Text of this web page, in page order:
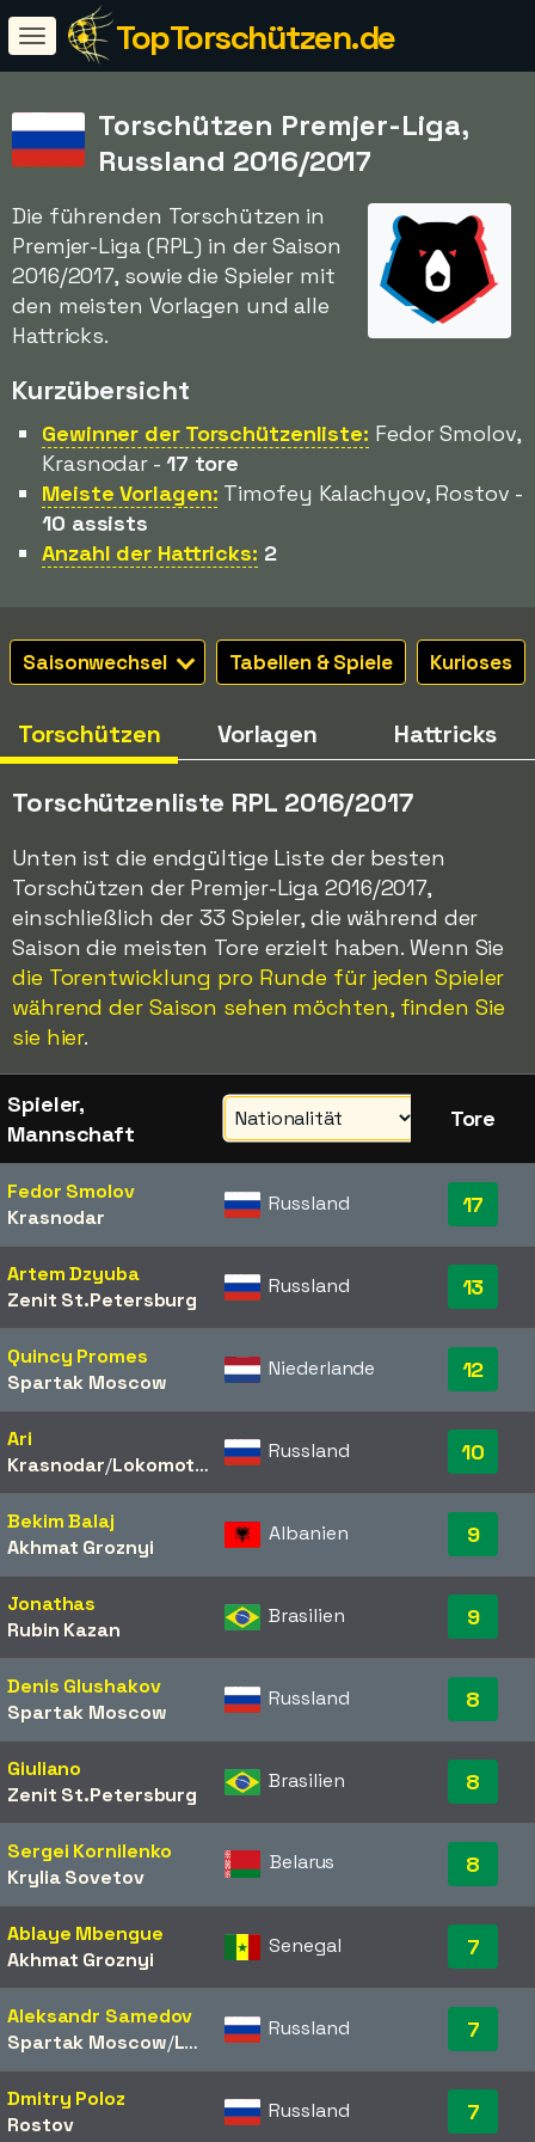
TopTorschützen.de
Torschützen Premjer-Liga,
Russland 2016/2017
Die führenden Torschützen in
Premjer-Liga (RPL) in der Saison
2016/2017, sowie die Spieler mit
den meisten Vorlagen und alle
Hattricks.
Kurzübersicht
Gewinner der Torschützenliste: Fedor Smolov,
Krasnodar - 17 tore
Meiste Vorlagen: Timofey Kalachyov, Rostov -
10 assists
Anzahl der Hattricks: 2
Saisonwechsel Tabellen & Spiele Kurioses
Torschützen Vorlagen Hattricks
Torschützenliste RPL 2016/2017
Unten ist die endgültige Liste der besten
Torschützen der Premjer-Liga 2016/2017,
einschließlich der 33 Spieler, die während der
Saison die meisten Tore erzielt haben. Wenn Sie
die Torentwicklung pro Runde für jeden Spieler
während der Saison sehen möchten, finden Sie
sie hier.
Spieler,
Mannschaft
Tore
Fedor Smolov
Krasnodar
Russland 17
Artem Dzyuba
Zenit St.Petersburg
Russland 13
Quincy Promes
Spartak Moscow
Niederlande 12
Ari
Krasnodar/​Lokomotiv Moscow
Russland 10
Bekim Balaj
Akhmat Groznyi
Albanien 9
Jonathas
Rubin Kazan
Brasilien 9
Denis Glushakov
Spartak Moscow
Russland 8
Giuliano
Zenit St.Petersburg
Brasilien 8
Sergei Kornilenko
Krylia Sovetov
Belarus 8
Ablaye Mbengue
Akhmat Groznyi
Senegal 7
Aleksandr Samedov
Spartak Moscow/​Lokomotiv Moscow
Russland 7
Dmitry Poloz
Rostov
Russland 7